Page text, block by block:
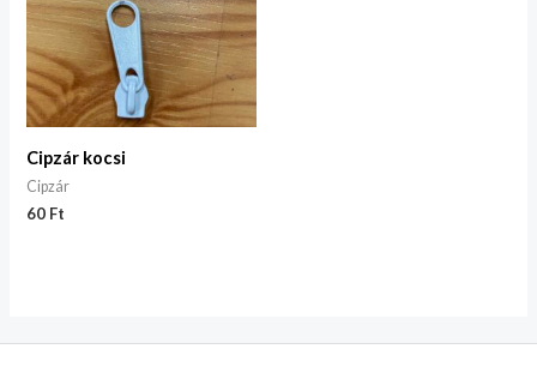
Cipzár kocsi
Cipzár
60 Ft